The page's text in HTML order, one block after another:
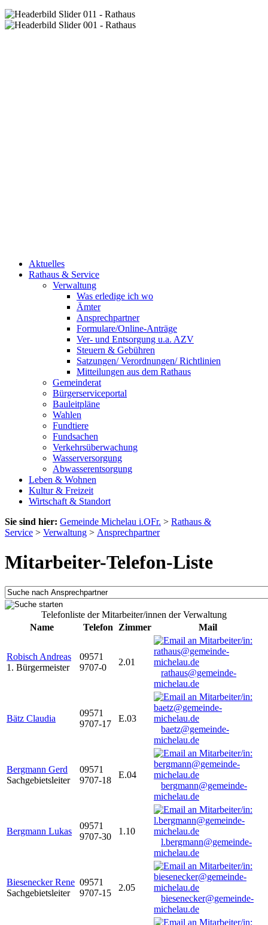
Aktuelles
Rathaus & Service
Verwaltung
Was erledige ich wo
Ämter
Ansprechpartner
Formulare/Online-Anträge
Ver- und Entsorgung u.a. AZV
Steuern & Gebühren
Satzungen/ Verordnungen/ Richtlinien
Mitteilungen aus dem Rathaus
Gemeinderat
Bürgerserviceportal
Bauleitpläne
Wahlen
Fundtiere
Fundsachen
Verkehrsüberwachung
Wasserversorgung
Abwasserentsorgung
Leben & Wohnen
Kultur & Freizeit
Wirtschaft & Standort
Sie sind hier: Gemeinde Michelau i.OFr. > Rathaus &
Service > Verwaltung > Ansprechpartner
Mitarbeiter-Telefon-Liste
Telefonliste der Mitarbeiter/innen der Verwaltung
Name
Telefon Zimmer Mail
Robisch Andreas
1. Bürgermeister
09571
9707-0
2.01
rathaus@gemeinde-
michelau.de
Bätz Claudia
09571
9707-17
E.03
baetz@gemeinde-
michelau.de
Bergmann Gerd
Sachgebietsleiter
09571
9707-18
E.04
bergmann@gemeinde-
michelau.de
Bergmann Lukas
09571
9707-30
1.10
l.bergmann@gemeinde-
michelau.de
Biesenecker Rene
Sachgebietsleiter
09571
9707-15
2.05
biesenecker@gemeinde-
michelau.de